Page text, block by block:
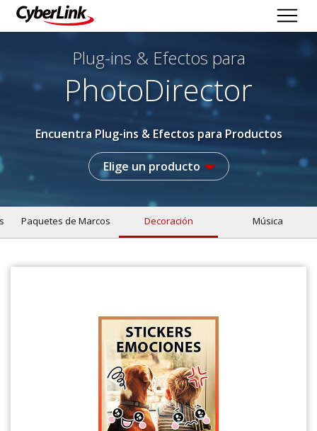
Plug-ins & Efectos para
PhotoDirector
Encuentra Plug-ins & Efectos para Productos
Elige un producto
Paquetes de Marcos Decoración Música